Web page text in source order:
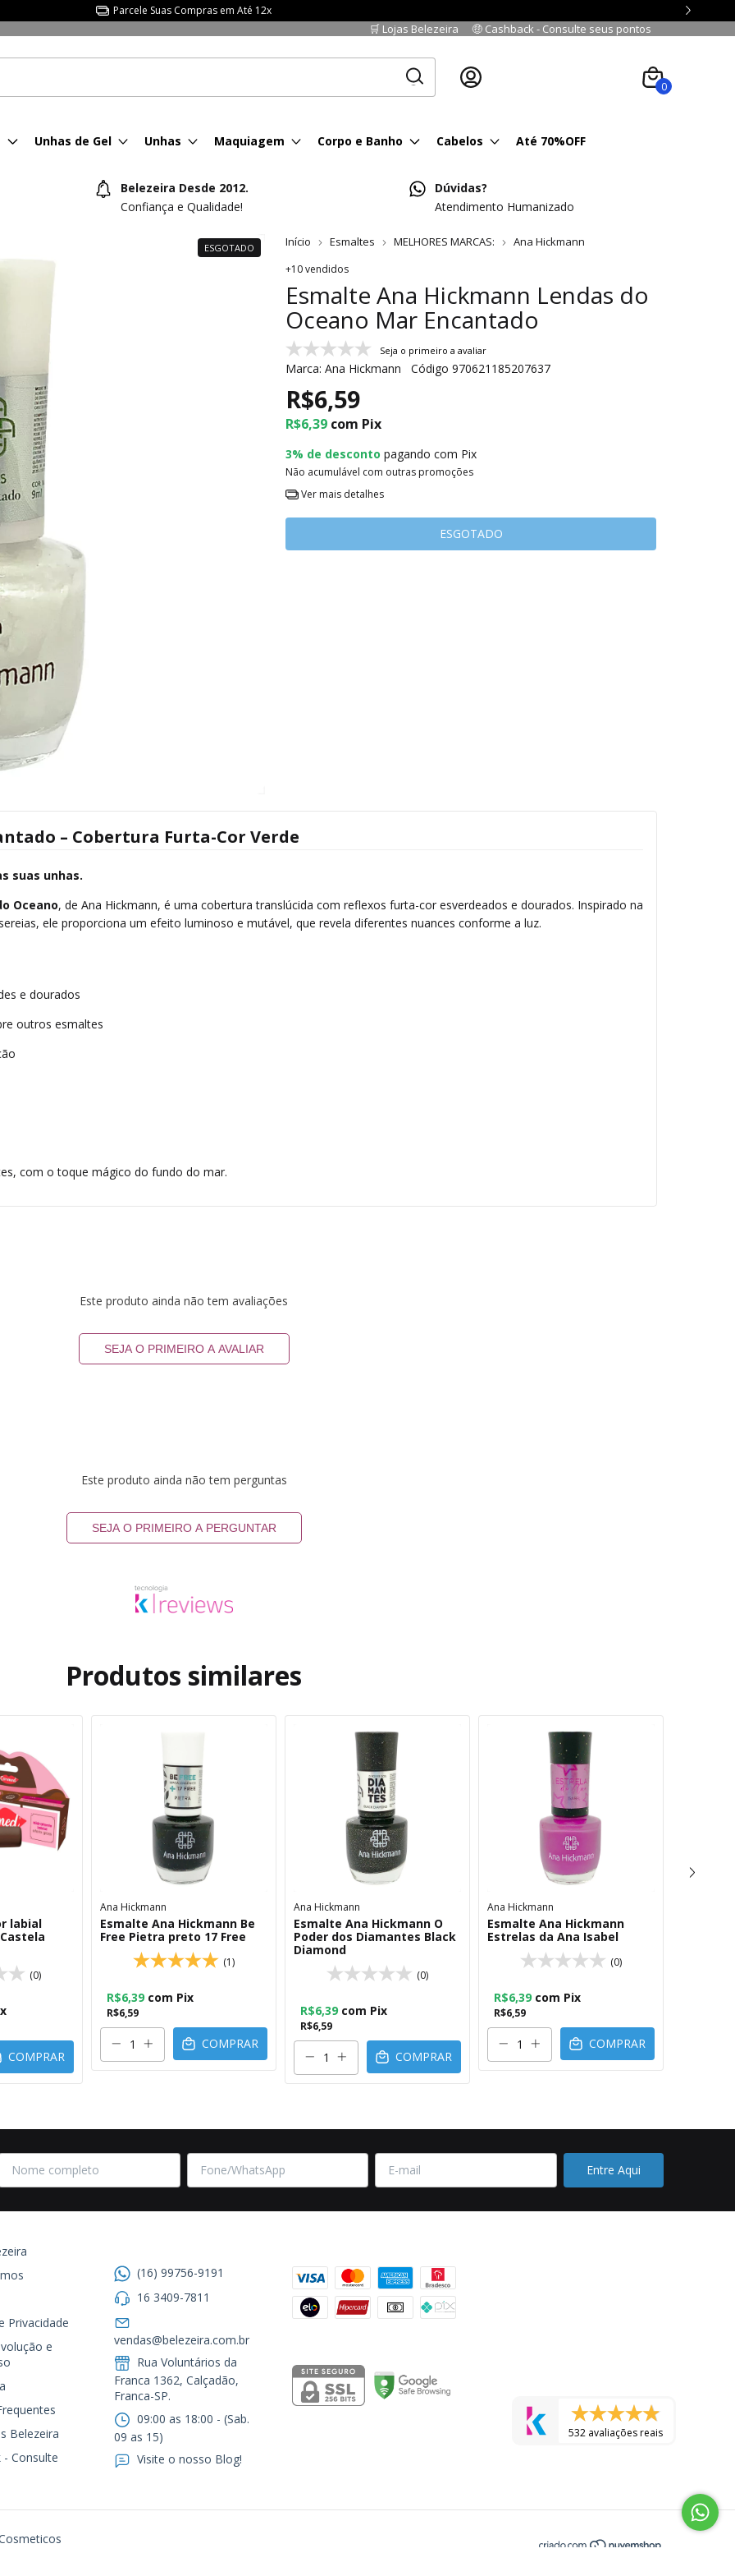
Parcele Suas Compras em Até 12x
🛒 Lojas Belezeira 🤑 Cashback - Consulte seus pontos
0
Unhas de Gel Unhas Maquiagem Corpo e Banho Cabelos Até 70%OFF
Belezeira Desde 2012.
Confiança e Qualidade!
Dúvidas?
Atendimento Humanizado
ESGOTADO Início Esmaltes MELHORES MARCAS: Ana Hickmann
+10 vendidos
Esmalte Ana Hickmann Lendas do
Oceano Mar Encantado
Seja o primeiro a avaliar
Marca: Ana Hickmann Código 970621185207637
R$6,59
R$6,39 com Pix
3% de desconto pagando com Pix
Não acumulável com outras promoções
Ver mais detalhes
– Cobertura Furta-Cor Verde
suas unhas.
Oceano, de Ana Hickmann, é uma cobertura translúcida com reflexos furta-cor esverdeados e dourados. Inspirado na
ele proporciona um efeito luminoso e mutável, que revela diferentes nuances conforme a luz.
e dourados
outros esmaltes
com o toque mágico do fundo do mar.
Este produto ainda não tem avaliações
SEJA O PRIMEIRO A AVALIAR
Este produto ainda não tem perguntas
SEJA O PRIMEIRO A PERGUNTAR
Produtos similares
labial
(0)
COMPRAR
Ana Hickmann
Esmalte Ana Hickmann Be
Free Pietra preto 17 Free
(1)
R$6,59
R$6,39 com Pix
COMPRAR
Ana Hickmann
Esmalte Ana Hickmann O
Poder dos Diamantes Black
Diamond
(0)
R$6,59
R$6,39 com Pix
COMPRAR
Ana Hickmann
Esmalte Ana Hickmann
Estrelas da Ana Isabel
(0)
R$6,59
R$6,39 com Pix
COMPRAR
Privacidade
e
Belezeira
- Consulte
(16) 99756-9191
16 3409-7811
vendas@belezeira.com.br
Rua Voluntários da
Franca 1362, Calçadão,
Franca-SP.ㅤㅤㅤㅤㅤㅤㅤㅤㅤㅤㅤ
09:00 as 18:00 - (Sab.
09 as 15)
Visite o nosso Blog!
532 avaliações reais